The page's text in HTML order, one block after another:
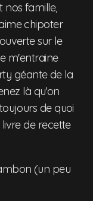
nos famille,
chipoter
sur le
m'entraine
géante de la
là qu'on
de quoi
de recette
(un peu